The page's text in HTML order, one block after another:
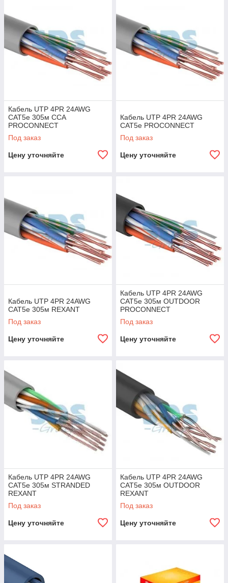
Кабель UTP 4PR 24AWG
CAT5e 305м CCA
PROCONNECT
Под заказ
Цену уточняйте
Кабель UTP 4PR 24AWG
CAT5e PROCONNECT
Под заказ
Цену уточняйте
Кабель UTP 4PR 24AWG
CAT5e 305м REXANT
Под заказ
Цену уточняйте
Кабель UTP 4PR 24AWG
CAT5e 305м OUTDOOR
PROCONNECT
Под заказ
Цену уточняйте
Кабель UTP 4PR 24AWG
CAT5e 305м STRANDED
REXANT
Под заказ
Цену уточняйте
Кабель UTP 4PR 24AWG
CAT5e 305м OUTDOOR
REXANT
Под заказ
Цену уточняйте